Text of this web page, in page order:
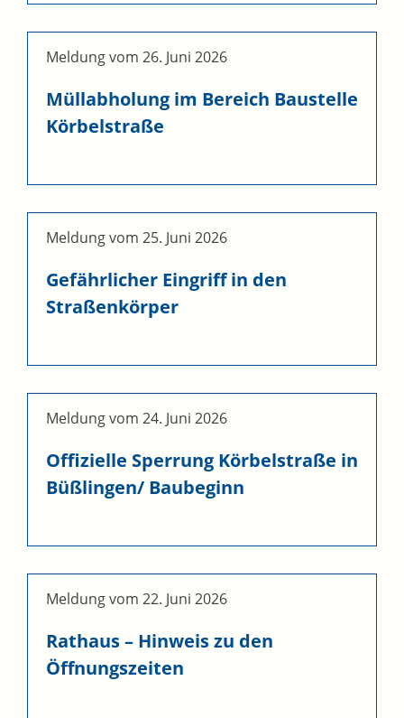
Meldung vom 26. Juni 2026
Müllabholung im Bereich Baustelle
Körbelstraße
Meldung vom 25. Juni 2026
Gefährlicher Eingriff in den
Straßenkörper
Meldung vom 24. Juni 2026
Offizielle Sperrung Körbelstraße in
Büßlingen/ Baubeginn
Meldung vom 22. Juni 2026
Rathaus – Hinweis zu den
Öffnungszeiten